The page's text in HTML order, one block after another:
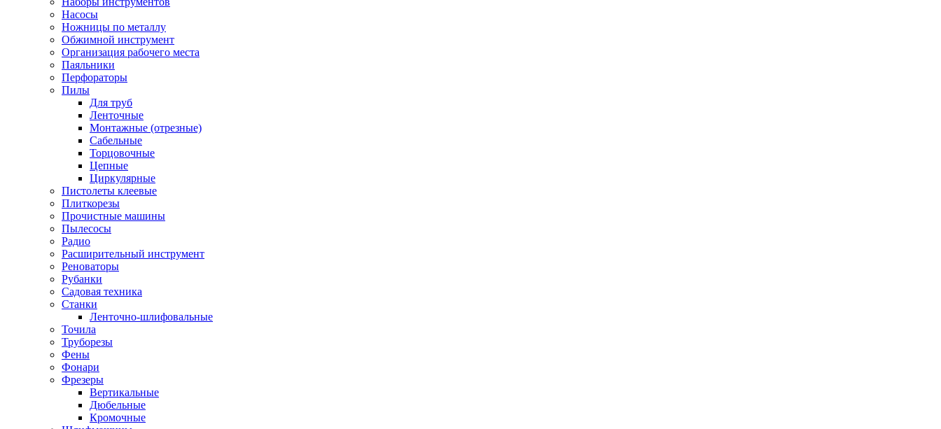
Насосы
Ножницы по металлу
Обжимной инструмент
Организация рабочего места
Паяльники
Перфораторы
Пилы
Для труб
Ленточные
Монтажные (отрезные)
Сабельные
Торцовочные
Цепные
Циркулярные
Пистолеты клеевые
Плиткорезы
Прочистные машины
Пылесосы
Радио
Расширительный инструмент
Реноваторы
Рубанки
Садовая техника
Станки
Ленточно-шлифовальные
Точила
Труборезы
Фены
Фонари
Фрезеры
Вертикальные
Дюбельные
Кромочные